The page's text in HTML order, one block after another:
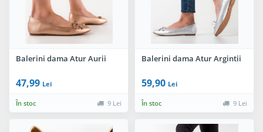
Balerini dama Atur Aurii
47,99 Lei
În stoc 9 Lei
Balerini dama Atur Argintii
59,90 Lei
În stoc 9 Lei